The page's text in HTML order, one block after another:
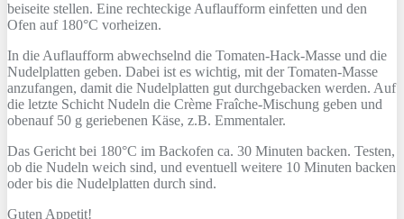
beiseite stellen. Eine rechteckige Auflaufform einfetten und den
Ofen auf 180°C vorheizen.
In die Auflaufform abwechselnd die Tomaten-Hack-Masse und die
Nudelplatten geben. Dabei ist es wichtig, mit der Tomaten-Masse
anzufangen, damit die Nudelplatten gut durchgebacken werden. Auf
die letzte Schicht Nudeln die Crème Fraîche-Mischung geben und
obenauf 50 g geriebenen Käse, z.B. Emmentaler.
Das Gericht bei 180°C im Backofen ca. 30 Minuten backen. Testen,
ob die Nudeln weich sind, und eventuell weitere 10 Minuten backen
oder bis die Nudelplatten durch sind.
Guten Appetit!